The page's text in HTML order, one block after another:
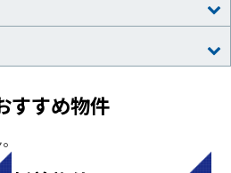
すすめ物件